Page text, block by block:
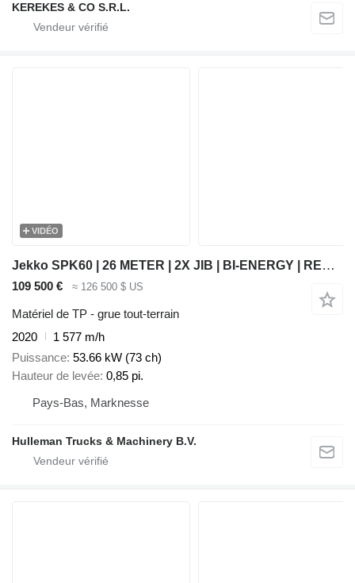
KEREKES & CO S.R.L.
VIDÉO
Jekko SPK60 | 26 METER | 2X JIB | BI-ENERGY | REMOTE
109 500 € ≈ 126 500 $ US
Matériel de TP - grue tout-terrain
2020
1 577 m/h
Puissance 53.66 kW (73 ch)
Hauteur de levée 0,85 pi.
Pays-Bas, Marknesse
Hulleman Trucks & Machinery B.V.